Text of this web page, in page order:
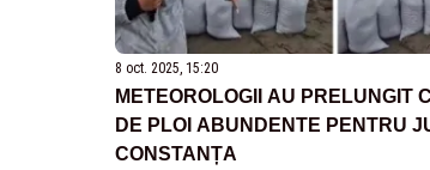
8 oct. 2025, 15:20
METEOROLOGII AU PRELUNGIT
DE PLOI ABUNDENTE PENTRU
CONSTANȚA